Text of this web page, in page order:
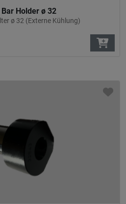
Holder ø 32
ø 32 (Externe Kühlung)